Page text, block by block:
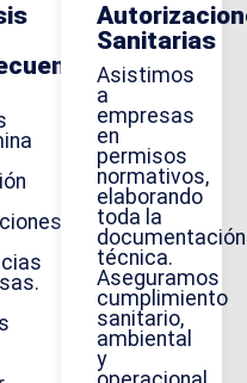
Sanitarias
Asistimos
a
empresas
en
permisos
normativos,
elaborando
toda la
documentación
técnica.
Aseguramos
cumplimiento
sanitario,
ambiental
y